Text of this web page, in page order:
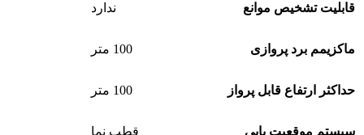
قابلیت تشخیص موانع ندارد
ماکزیمم برد پروازی 100 متر
حداکثر ارتفاع قابل پرواز 100 متر
سیستم موقعیت یابی قطب نما